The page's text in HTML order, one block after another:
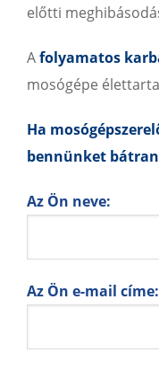
előtti
Afolyamatos
mosógépe
Ha
bennünket
Az Ön neve:
Az Ön e-mail címe: